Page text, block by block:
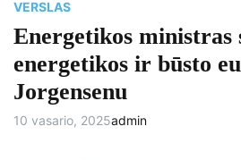
VERSLAS
Energetikos ministras
energetikos ir būsto
Jorgensenu
10 vasario, 2025admin